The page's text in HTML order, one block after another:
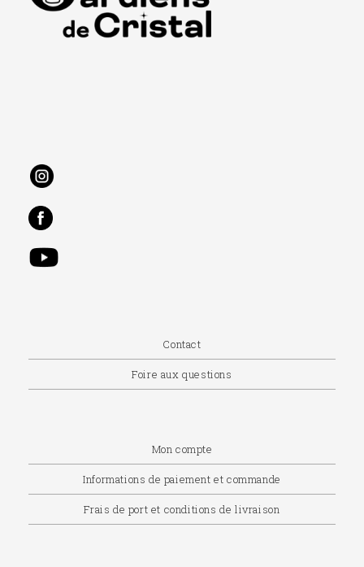
Contact
Foire aux questions
Mon compte
Informations de paiement et commande
Frais de port et conditions de livraison